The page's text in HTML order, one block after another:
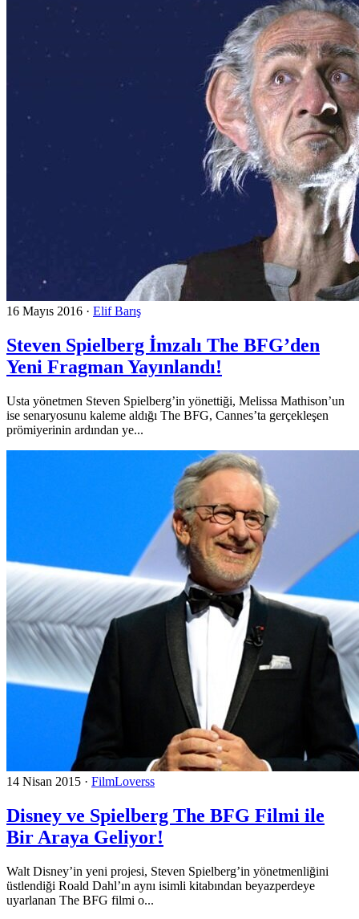
16 Mayıs 2016 · Elif Barış
Steven Spielberg İmzalı The BFG’den
Yeni Fragman Yayınlandı!
Usta yönetmen Steven Spielberg’in yönettiği, Melissa Mathison’un
ise senaryosunu kaleme aldığı The BFG, Cannes’ta gerçekleşen
prömiyerinin ardından ye...
14 Nisan 2015 · FilmLoverss
Disney ve Spielberg The BFG Filmi ile
Bir Araya Geliyor!
Walt Disney’in yeni projesi, Steven Spielberg’in yönetmenliğini
üstlendiği Roald Dahl’ın aynı isimli kitabından beyazperdeye
uyarlanan The BFG filmi o...